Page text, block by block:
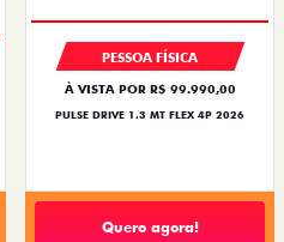
PESSOA FÍSICA
À VISTA POR R$ 99.990,00
PULSE DRIVE 1.3 MT FLEX 4P 2026
Quero agora!